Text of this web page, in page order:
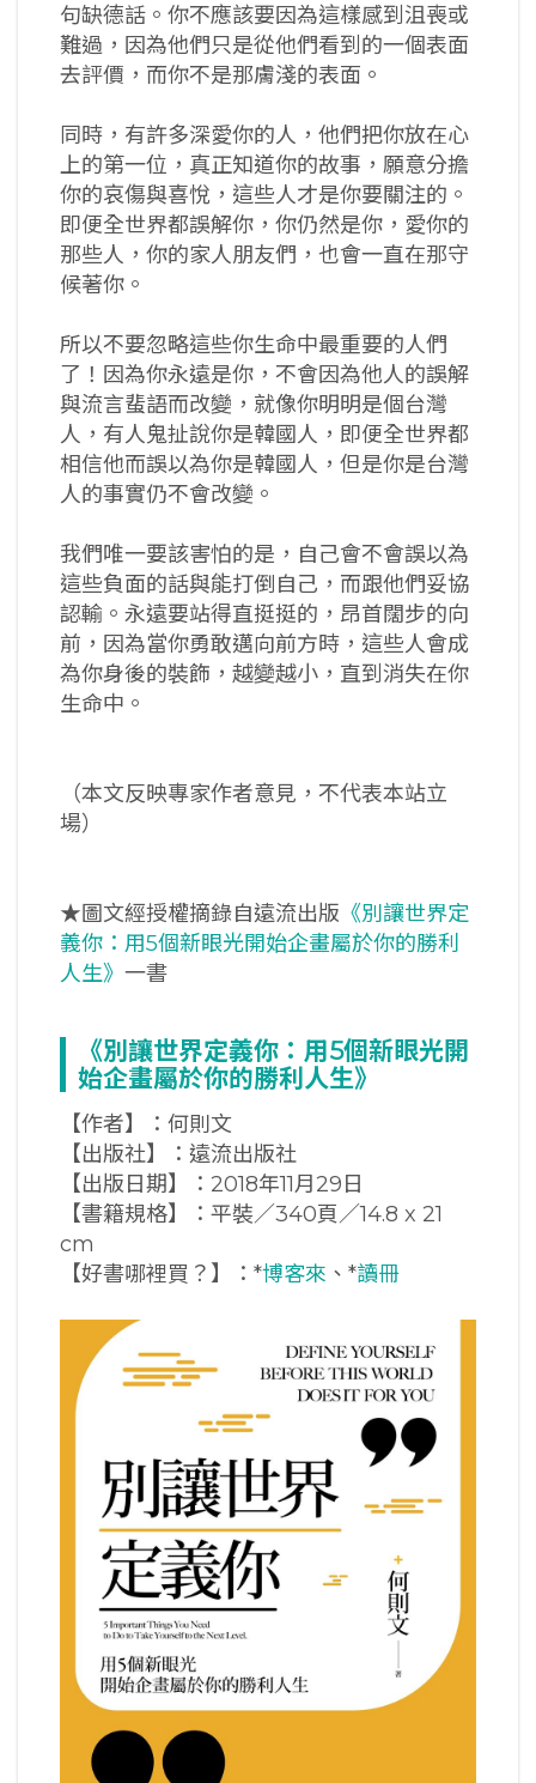
句缺德話。你不應該要因為這樣感到沮喪或
難過，因為他們只是從他們看到的一個表面
去評價，而你不是那膚淺的表面。
同時，有許多深愛你的人，他們把你放在心
上的第一位，真正知道你的故事，願意分擔
你的哀傷與喜悅，這些人才是你要關注的。
即便全世界都誤解你，你仍然是你，愛你的
那些人，你的家人朋友們，也會一直在那守
候著你。
所以不要忽略這些你生命中最重要的人們
了！因為你永遠是你，不會因為他人的誤解
與流言蜚語而改變，就像你明明是個台灣
人，有人鬼扯說你是韓國人，即便全世界都
相信他而誤以為你是韓國人，但是你是台灣
人的事實仍不會改變。
我們唯一要該害怕的是，自己會不會誤以為
這些負面的話與能打倒自己，而跟他們妥協
認輸。永遠要站得直挺挺的，昂首闊步的向
前，因為當你勇敢邁向前方時，這些人會成
為你身後的裝飾，越變越小，直到消失在你
生命中。
（本文反映專家作者意見，不代表本站立
場）
★圖文經授權摘錄自遠流出版 《別讓世界定
義你：用5個新眼光開始企畫屬於你的勝利
人生》 一書
《別讓世界定義你：用5個新眼光開
始企畫屬於你的勝利人生》
【作者】：何則文
【出版社】：遠流出版社
【出版日期】：2018年11月29日
【書籍規格】：平裝／340頁／14.8 x 21
cm
【好書哪裡買？】：*博客來 、*讀冊